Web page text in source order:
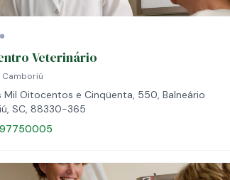
Veterinário
Camboriú
Mil Oitocentos e Cinqüenta, 550, Balneário
SC, 88330-365